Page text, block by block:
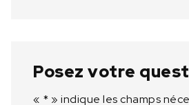
Posez votre
« * » indique les champs